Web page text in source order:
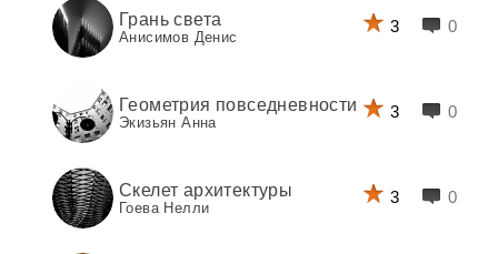
Грань света
Анисимов Денис
3 0
Геометрия повседневности
Экизьян Анна
3 0
Скелет архитектуры
Гоева Нелли
3 0